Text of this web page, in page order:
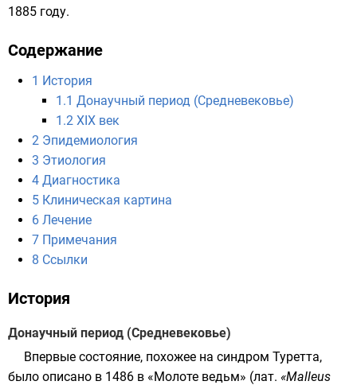
1885 году.
Содержание
1 История
1.1 Донаучный период (Средневековье)
1.2 XIX век
2 Эпидемиология
3 Этиология
4 Диагностика
5 Клиническая картина
6 Лечение
7 Примечания
8 Ссылки
История
Донаучный период (Средневековье)
Впервые состояние, похожее на синдром Туретта,
было описано в 1486 в «Молоте ведьм» (лат. «Malleus